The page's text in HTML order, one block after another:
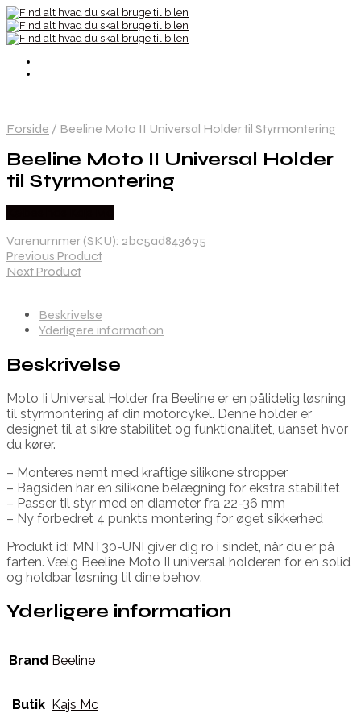
Forside / Beeline Moto II Universal Holder til Styrmontering
Beeline Moto II Universal Holder
til Styrmontering
Varenummer (SKU): 2bc5ad843695
Previous Product
Next Product
Beskrivelse
Yderligere information
Beskrivelse
Moto Ii Universal Holder fra Beeline er en pålidelig løsning
til styrmontering af din motorcykel. Denne holder er
designet til at sikre stabilitet og funktionalitet, uanset hvor
du kører.
– Monteres nemt med kraftige silikone stropper
– Bagsiden har en silikone belægning for ekstra stabilitet
– Passer til styr med en diameter fra 22-36 mm
– Ny forbedret 4 punkts montering for øget sikkerhed
Produkt id: MNT30-UNI giver dig ro i sindet, når du er på
farten. Vælg Beeline Moto II universal holderen for en solid
og holdbar løsning til dine behov.
Yderligere information
Brand Beeline
Butik Kajs Mc